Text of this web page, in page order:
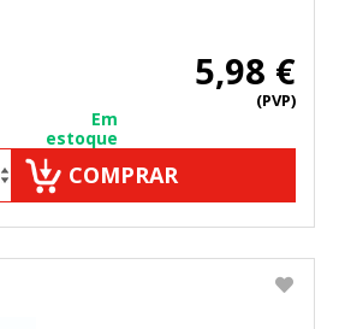
5,98 €
(PVP)
Em
estoque
COMPRAR